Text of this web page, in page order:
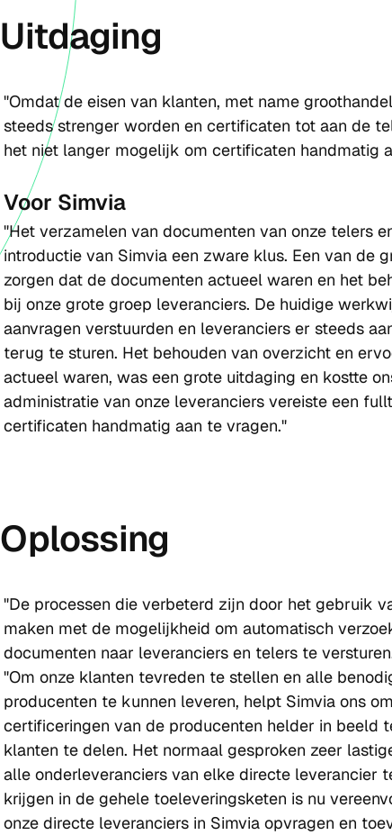
Uitdaging
"Omdat de eisen van klanten, met name
steeds strenger worden en certificaten tot aan de
het niet langer mogelijk om certificaten handmatig
Voor Simvia
"Het verzamelen van documenten van onze telers
introductie van Simvia een zware klus. Een van de
zorgen dat de documenten actueel waren en het
bij onze grote groep leveranciers. De huidige
aanvragen verstuurden en leveranciers er steeds
terug te sturen. Het behouden van overzicht en
actueel waren, was een grote uitdaging en kostte
administratie van onze leveranciers vereiste een
certificaten handmatig aan te vragen."
Oplossing
"De processen die verbeterd zijn door het gebruik
maken met de mogelijkheid om automatisch
documenten naar leveranciers en telers te
"Om onze klanten tevreden te stellen en alle
producenten te kunnen leveren, helpt Simvia ons
certificeringen van de producenten helder in beeld
klanten te delen. Het normaal gesproken zeer
alle onderleveranciers van elke directe leverancier
krijgen in de gehele toeleveringsketen is nu
onze directe leveranciers in Simvia opvragen en